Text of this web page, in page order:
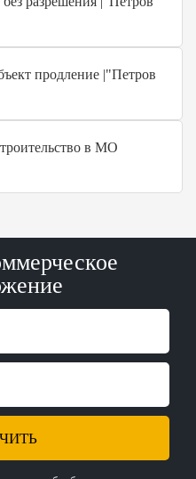
продление |"Петров
в МО